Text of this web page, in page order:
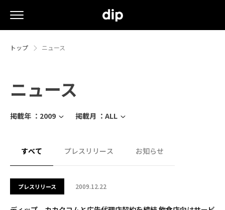
トップ ニュース
ニュース
掲載年 ： 2009 掲載月 ： ALL
すべて プレスリリース お知らせ
プレスリリース 2009.12.22